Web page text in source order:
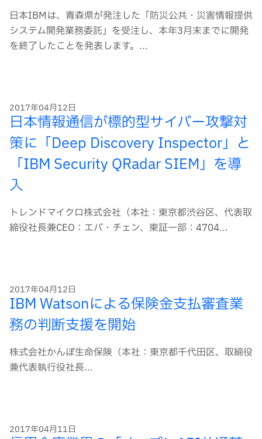
日本IBMは、青森県が発注した「防災公共・災害情報提供
システム開発業務委託」を受注し、本年3月末までに開発
を終了したことを発表します。...
2017年04月12日
日本情報通信が標的型サイバー攻撃対
策に「Deep Discovery Inspector」と
「IBM Security QRadar SIEM」を導
入
トレンドマイクロ株式会社（本社：東京都渋谷区、代表取
締役社長兼CEO：エバ・チェン、東証一部：4704...
2017年04月12日
IBM Watsonによる保険金支払審査業
務の判断支援を開始
株式会社かんぽ生命保険（本社：東京都千代田区、取締役
兼代表執行役社長...
2017年04月11日